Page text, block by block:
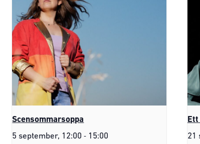
Scensommarsoppa
5 september, 12:00 - 15:00
21